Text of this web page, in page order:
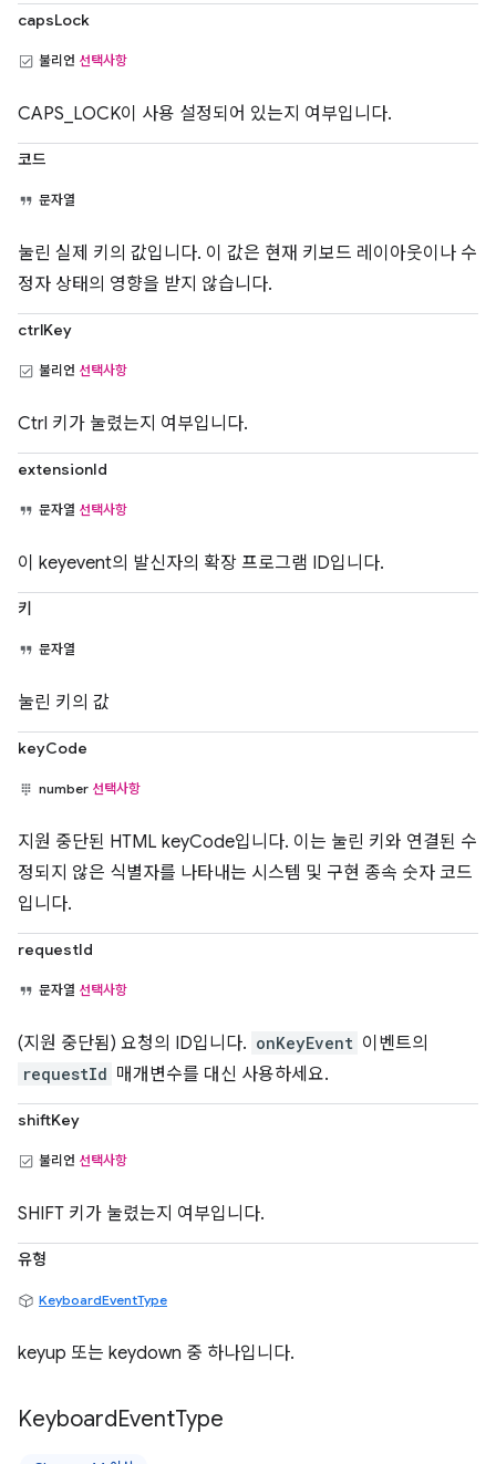
capsLock
불리언 선택사항
CAPS_LOCK이 사용 설정되어 있는지 여부입니다.
코드
문자열
눌린 실제 키의 값입니다. 이 값은 현재 키보드 레이아웃이나 수
정자 상태의 영향을 받지 않습니다.
ctrlKey
불리언 선택사항
Ctrl 키가 눌렸는지 여부입니다.
extensionId
문자열 선택사항
이 keyevent의 발신자의 확장 프로그램 ID입니다.
키
문자열
눌린 키의 값
keyCode
number 선택사항
지원 중단된 HTML keyCode입니다. 이는 눌린 키와 연결된 수
정되지 않은 식별자를 나타내는 시스템 및 구현 종속 숫자 코드
입니다.
requestId
문자열 선택사항
(지원 중단됨) 요청의 ID입니다. onKeyEvent 이벤트의
requestId 매개변수를 대신 사용하세요.
shiftKey
불리언 선택사항
SHIFT 키가 눌렸는지 여부입니다.
유형
KeyboardEventType
keyup 또는 keydown 중 하나입니다.
KeyboardEventType